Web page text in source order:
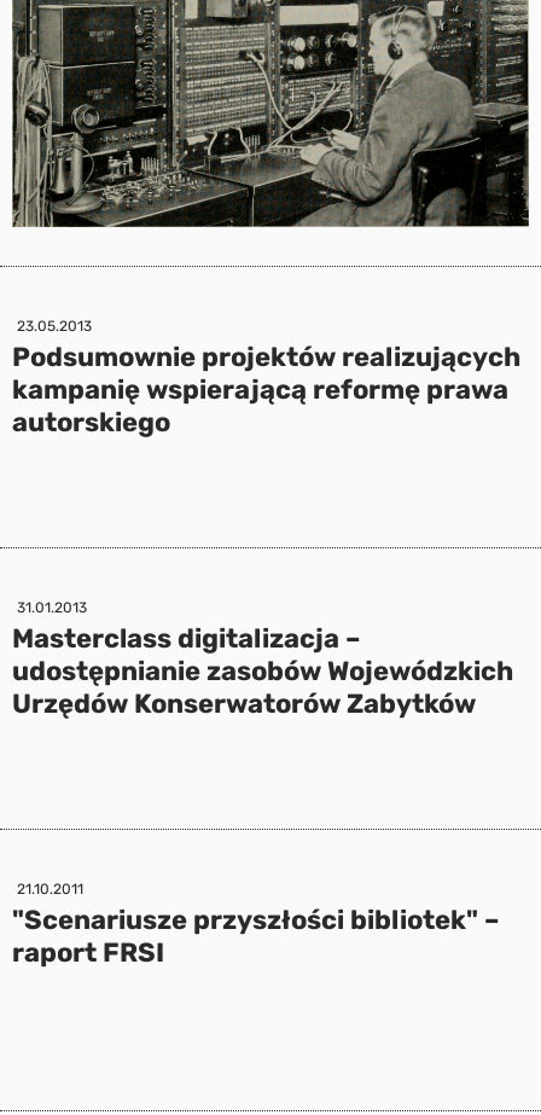
23.05.2013
Podsumownie projektów realizujących
kampanię wspierającą reformę prawa
autorskiego
31.01.2013
Masterclass digitalizacja –
udostępnianie zasobów Wojewódzkich
Urzędów Konserwatorów Zabytków
21.10.2011
"Scenariusze przyszłości bibliotek" –
raport FRSI